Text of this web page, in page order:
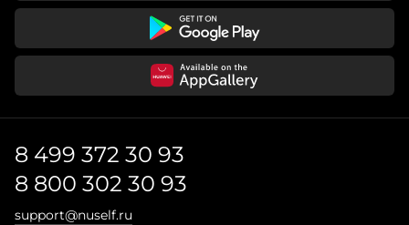
8 499 372 30 93
8 800 302 30 93
support@nuself.ru